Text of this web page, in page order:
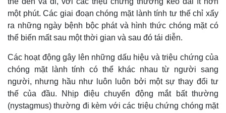
một phút. Các giai đoạn chóng mặt lành tính tư thế chỉ xẩy
ra những ngày bệnh bộc phát và hình thức chóng mặt có
thể biến mất sau một thời gian và sau đó tái diễn.
Các hoạt động gây lên những dấu hiệu và triệu chứng của
chóng mặt lành tính có thể khác nhau từ người sang
người, nhưng hầu như luôn luôn bởi một sự thay đổi tư
thế của đầu. Nhịp điệu chuyển động mắt bất thường
(nystagmus) thường đi kèm với các triệu chứng chóng mặt